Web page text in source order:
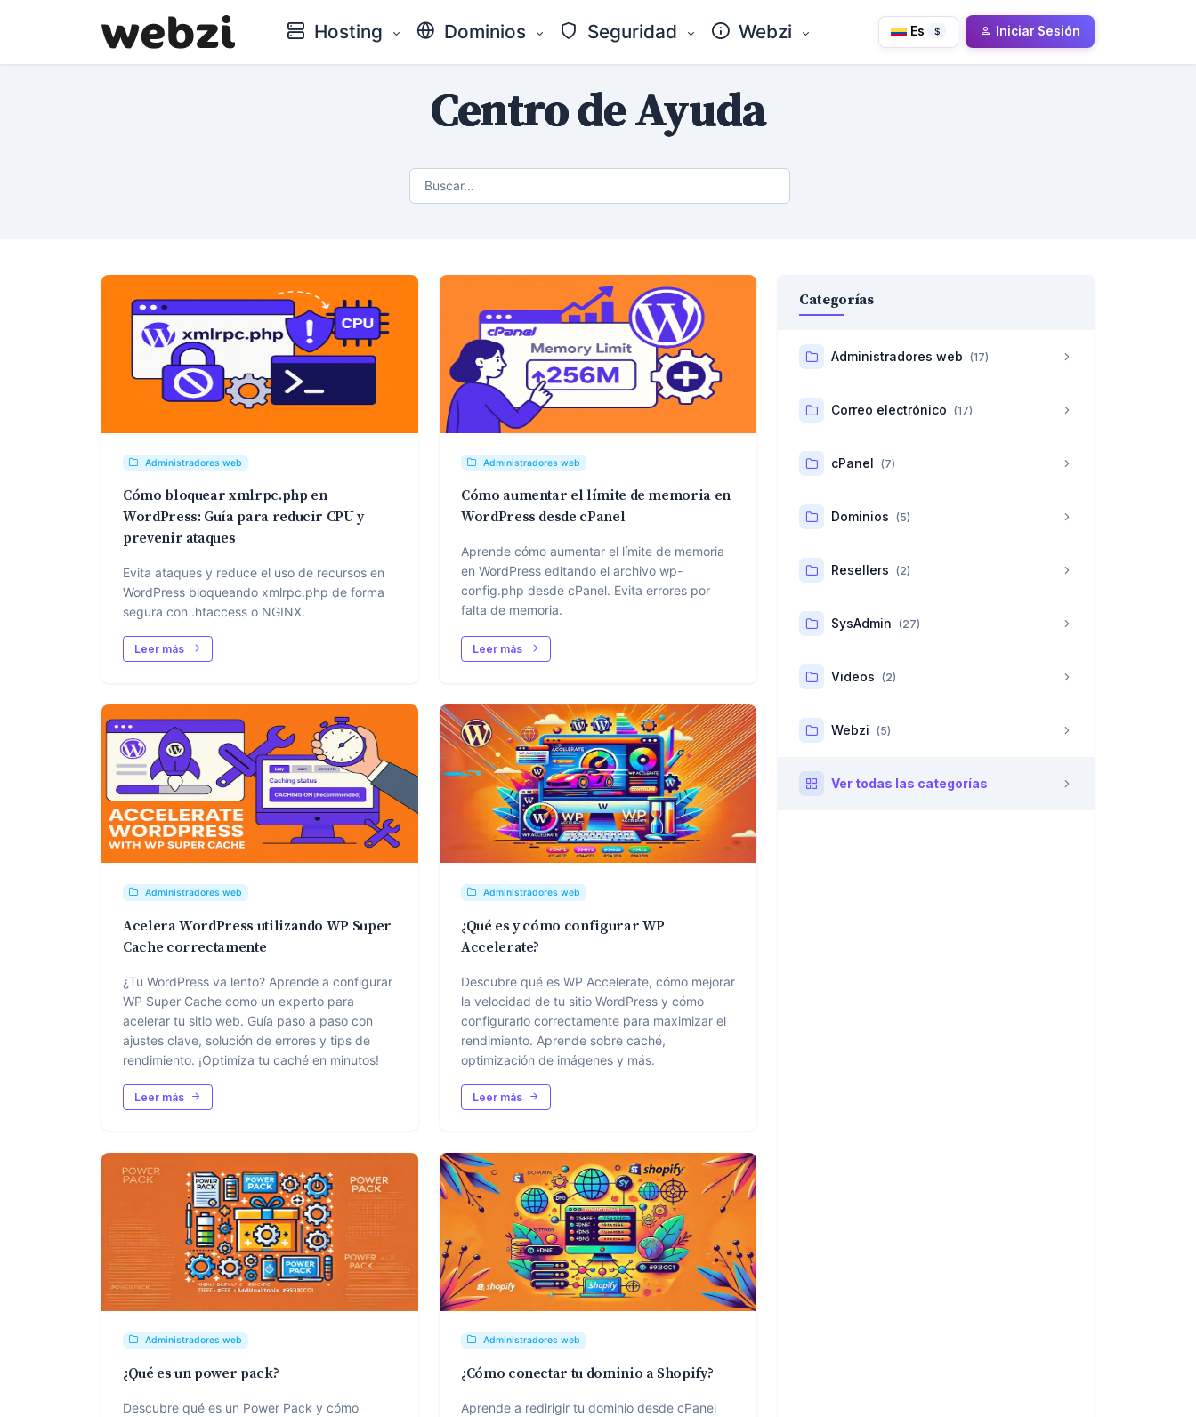
Hosting Dominios Seguridad Webzi Es $ Iniciar Sesión
Centro de Ayuda
Administradores web
Cómo bloquear xmlrpc.php en
WordPress: Guía para reducir CPU y
prevenir ataques
Evita ataques y reduce el uso de recursos en
WordPress bloqueando xmlrpc.php de forma
segura con .htaccess o NGINX.
Leer más
Administradores web
Cómo aumentar el límite de memoria en
WordPress desde cPanel
Aprende cómo aumentar el límite de memoria
en WordPress editando el archivo wp-
config.php desde cPanel. Evita errores por
falta de memoria.
Leer más
Administradores web
Acelera WordPress utilizando WP Super
Cache correctamente
¿Tu WordPress va lento? Aprende a configurar
WP Super Cache como un experto para
acelerar tu sitio web. Guía paso a paso con
ajustes clave, solución de errores y tips de
rendimiento. ¡Optimiza tu caché en minutos!
Leer más
Administradores web
¿Qué es y cómo configurar WP
Accelerate?
Descubre qué es WP Accelerate, cómo mejorar
la velocidad de tu sitio WordPress y cómo
configurarlo correctamente para maximizar el
rendimiento. Aprende sobre caché,
optimización de imágenes y más.
Leer más
Administradores web
¿Qué es un power pack?
Descubre qué es un Power Pack y cómo
Administradores web
¿Cómo conectar tu dominio a Shopify?
Aprende a redirigir tu dominio desde cPanel
Categorías
Administradores web (17)
Correo electrónico (17)
cPanel (7)
Dominios (5)
Resellers (2)
SysAdmin (27)
Videos (2)
Webzi (5)
Ver todas las categorías